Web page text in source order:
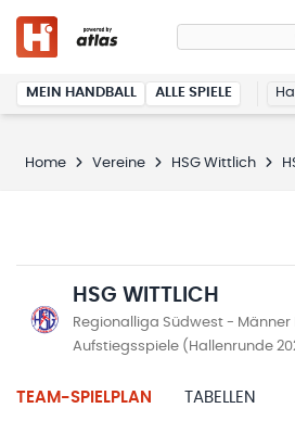
MEIN HANDBALL ALLE SPIELE
Home Vereine HSG Wittlich
HSG WITTLICH
Regionalliga Südwest -
Aufstiegsspiele (Hallenrunde
TEAM-SPIELPLAN TABELLEN